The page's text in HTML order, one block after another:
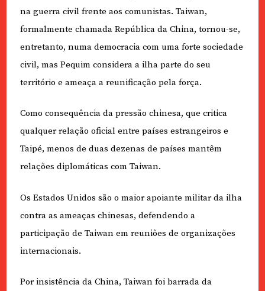
na guerra civil frente aos comunistas. Taiwan,
formalmente chamada República da China, tornou-se,
entretanto, numa democracia com uma forte sociedade
civil, mas Pequim considera a ilha parte do seu
território e ameaça a reunificação pela força.
Como consequência da pressão chinesa, que critica
qualquer relação oficial entre países estrangeiros e
Taipé, menos de duas dezenas de países mantêm
relações diplomáticas com Taiwan.
Os Estados Unidos são o maior apoiante militar da ilha
contra as ameaças chinesas, defendendo a
participação de Taiwan em reuniões de organizações
internacionais.
Por insistência da China, Taiwan foi barrada da